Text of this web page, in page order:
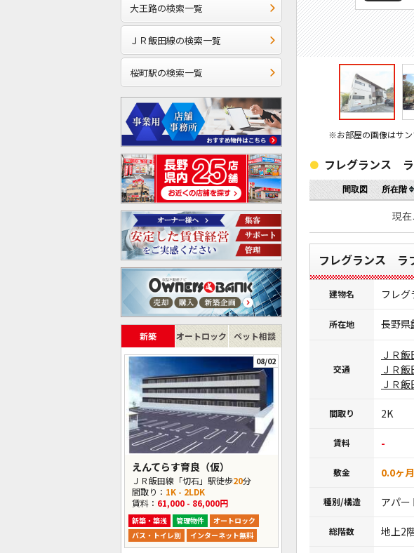
大王路の検索一覧
ＪＲ飯田線の検索一覧
桜町駅の検索一覧
新築 オートロック ペット相談
08/02
えんてらす育良（仮）
ＪＲ飯田線「切石」駅徒歩20分
間取り： 1K - 2LDK
賃料： 61,000 - 86,000円
新築・築浅 管理物件
オートロック
バス・トイレ別
インターネット無料
※お部屋の画像はサン
フレグランス
間取図 所在階
現在
フレグランス ラ
建物名 フレ
所在地 長野県
交通
ＪＲ
ＪＲ
ＪＲ
間取り 2K
賃料 -
敷金 0.0ヶ月
種別/構造 アパー
総階数 地上2